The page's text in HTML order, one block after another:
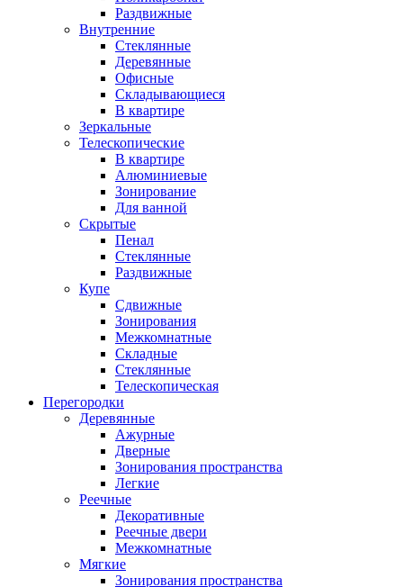
Раздвижные
Внутренние
Стеклянные
Деревянные
Офисные
Складывающиеся
В квартире
Зеркальные
Телескопические
В квартире
Алюминиевые
Зонирование
Для ванной
Скрытые
Пенал
Стеклянные
Раздвижные
Купе
Сдвижные
Зонирования
Межкомнатные
Складные
Стеклянные
Телескопическая
Перегородки
Деревянные
Ажурные
Дверные
Зонирования пространства
Легкие
Реечные
Декоративные
Реечные двери
Межкомнатные
Мягкие
Зонирования пространства